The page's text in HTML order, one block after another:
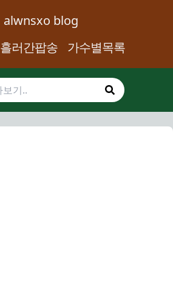
alwnsxo blog
흘러간팝송 가수별목록